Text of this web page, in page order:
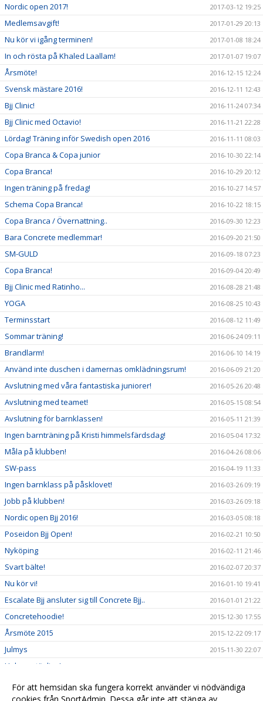
Nordic open 2017! 2017-03-12 19:25
Medlemsavgift! 2017-01-29 20:13
Nu kör vi igång terminen! 2017-01-08 18:24
In och rösta på Khaled Laallam! 2017-01-07 19:07
Årsmöte! 2016-12-15 12:24
Svensk mästare 2016! 2016-12-11 12:43
Bjj Clinic! 2016-11-24 07:34
Bjj Clinic med Octavio! 2016-11-21 22:28
Lördag! Träning inför Swedish open 2016 2016-11-11 08:03
Copa Branca & Copa junior 2016-10-30 22:14
Copa Branca! 2016-10-29 20:12
Ingen träning på fredag! 2016-10-27 14:57
Schema Copa Branca! 2016-10-22 18:15
Copa Branca / Övernattning.. 2016-09-30 12:23
Bara Concrete medlemmar! 2016-09-20 21:50
SM-GULD 2016-09-18 07:23
Copa Branca! 2016-09-04 20:49
Bjj Clinic med Ratinho... 2016-08-28 21:48
YOGA 2016-08-25 10:43
Terminsstart 2016-08-12 11:49
Sommar träning! 2016-06-24 09:11
Brandlarm! 2016-06-10 14:19
Använd inte duschen i damernas omklädningsrum! 2016-06-09 21:20
Avslutning med våra fantastiska juniorer! 2016-05-26 20:48
Avslutning med teamet! 2016-05-15 08:54
Avslutning för barnklassen! 2016-05-11 21:39
Ingen barnträning på Kristi himmelsfärdsdag! 2016-05-04 17:32
Måla på klubben! 2016-04-26 08:06
SW-pass 2016-04-19 11:33
Ingen barnklass på påsklovet! 2016-03-26 09:19
Jobb på klubben! 2016-03-26 09:18
Nordic open Bjj 2016! 2016-03-05 08:18
Poseidon Bjj Open! 2016-02-21 10:50
Nyköping 2016-02-11 21:46
Svart bälte! 2016-02-07 20:37
Nu kör vi! 2016-01-10 19:41
Escalate Bjj ansluter sig till Concrete Bjj.. 2016-01-01 21:22
Concretehoodie! 2015-12-30 17:55
Årsmöte 2015 2015-12-22 09:17
Julmys 2015-11-30 22:07
Helgens tävling!
Copa branca 2015-11-07 22:32
Basicpassen på onsdagar.. 2015-11-03 16:50
För att hemsidan ska fungera korrekt använder vi nödvändiga